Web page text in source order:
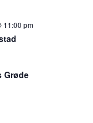
11:00 pm
Grøde